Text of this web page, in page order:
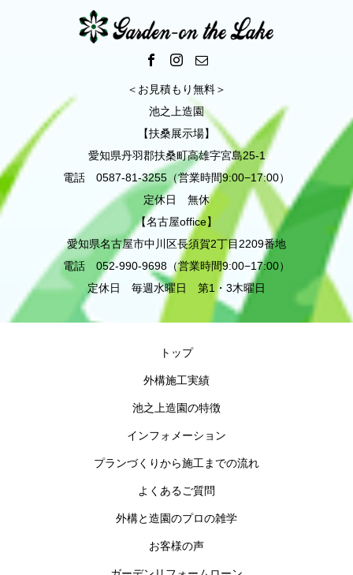
＜お見積もり無料＞
池之上造園
【扶桑展示場】
愛知県丹羽郡扶桑町高雄字宮島25-1
電話 0587-81-3255（営業時間9:00−17:00）
定休日 無休
【名古屋office】
愛知県名古屋市中川区長須賀2丁目2209番地
電話 052-990-9698（営業時間9:00−17:00）
定休日 毎週水曜日 第1・3木曜日
トップ
外構施工実績
池之上造園の特徴
インフォメーション
プランづくりから施工までの流れ
よくあるご質問
外構と造園のプロの雑学
お客様の声